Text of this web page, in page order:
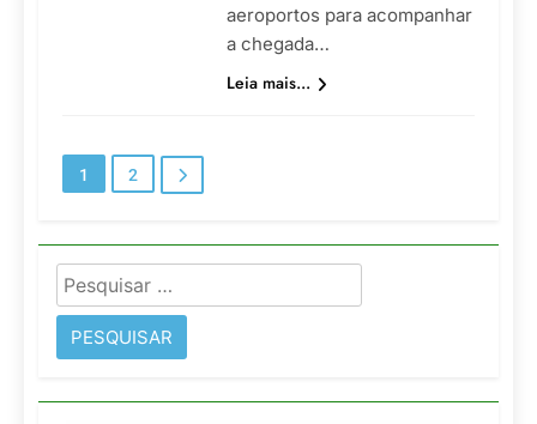
aeroportos para acompanhar
a chegada…
Leia mais...
1 2
Pesquisar
por: